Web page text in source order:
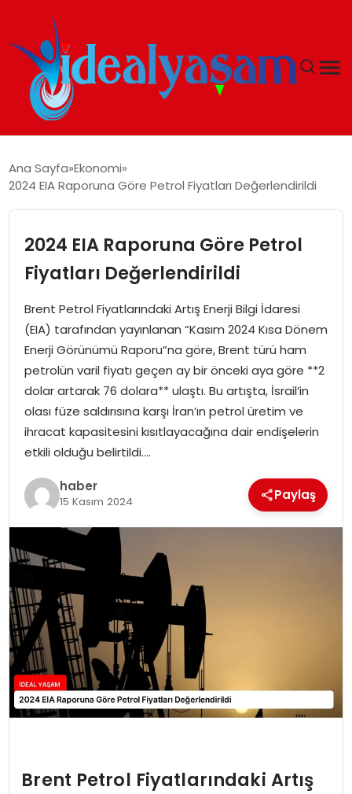
EKONOMI
İDEAL YAŞAM
İDEAL SPOR
YAŞAM
MAGAZIN
SAĞLIK
SOSYAL HABER
Ana Sayfa Ekonomi
2024 EIA Raporuna Göre Petrol Fiyatları Değerlendirildi
2024 EIA Raporuna Göre Petrol
Fiyatları Değerlendirildi
Brent Petrol Fiyatlarındaki Artış Enerji Bilgi İdaresi
(EIA) tarafından yayınlanan “Kasım 2024 Kısa Dönem
Enerji Görünümü Raporu”na göre, Brent türü ham
petrolün varil fiyatı geçen ay bir önceki aya göre **2
dolar artarak 76 dolara** ulaştı. Bu artışta, İsrail’in
olası füze saldırısına karşı İran’ın petrol üretim ve
ihracat kapasitesini kısıtlayacağına dair endişelerin
etkili olduğu belirtildi….
haber
15 Kasım 2024 Paylaş
Brent Petrol Fiyatlarındaki Artış